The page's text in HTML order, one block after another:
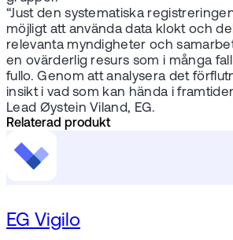
“Just den systematiska
möjligt att använda data klokt och
relevanta myndigheter och
en ovärderlig resurs som i många
fullo. Genom att analysera det
insikt i vad som kan hända i
Lead Øystein Viland, EG.
Relaterad produkt
EG Vigilo